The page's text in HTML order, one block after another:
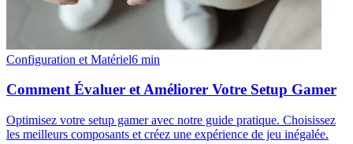
Configuration et Matériel6 min
Comment Évaluer et Améliorer Votre Setup Gamer
Optimisez votre setup gamer avec notre guide pratique. Choisissez
les meilleurs composants et créez une expérience de jeu inégalée.